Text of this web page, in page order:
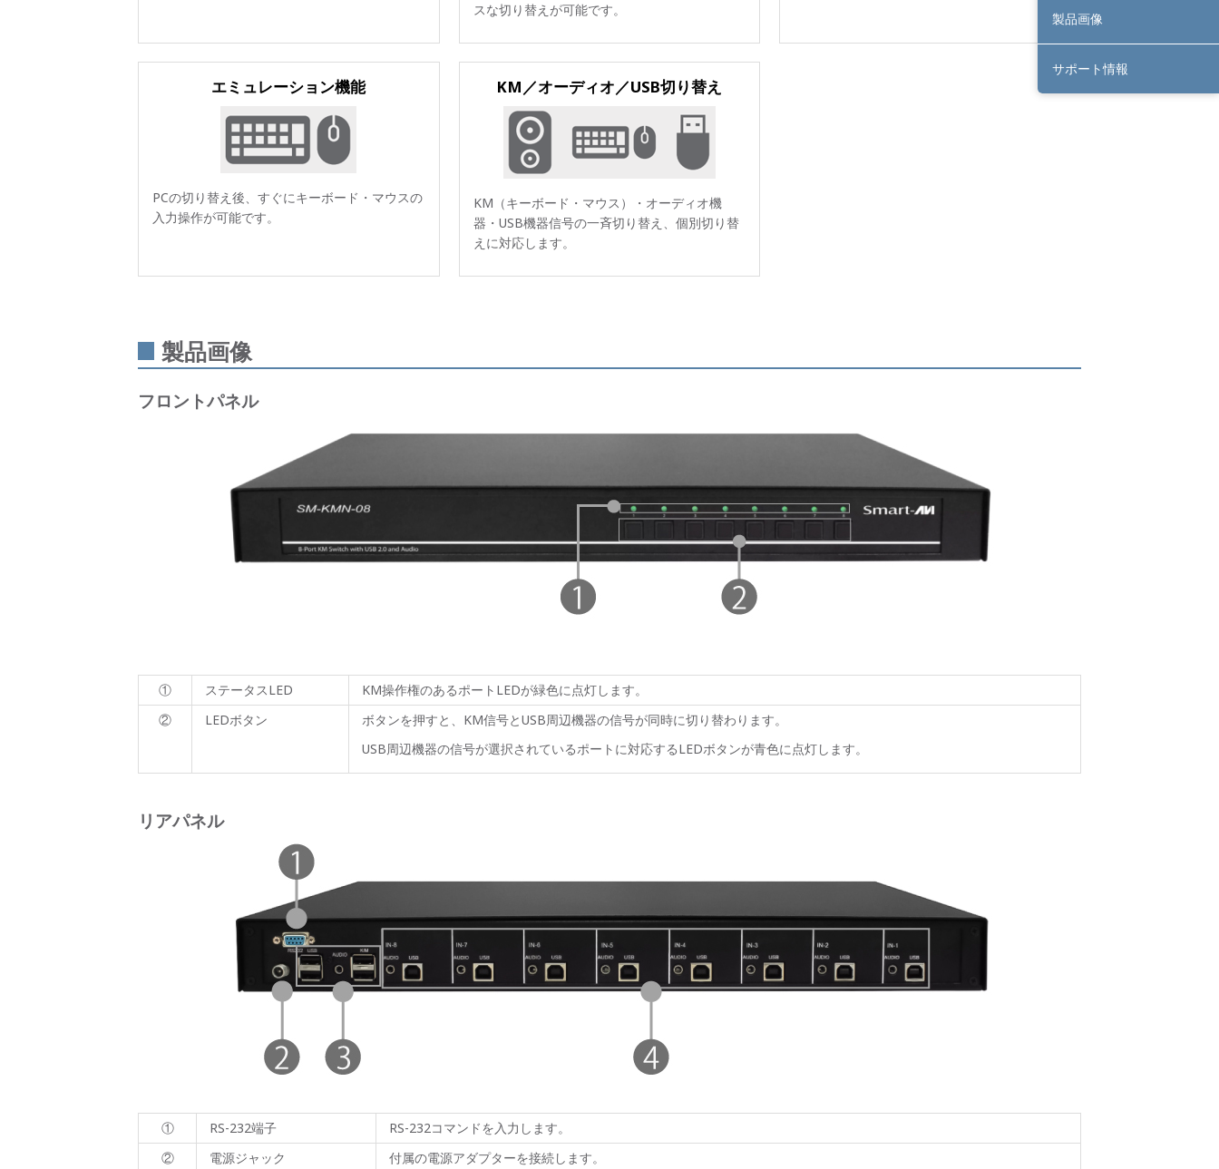
スな切り替えが可能です。
エミュレーション機能
PCの切り替え後、すぐにキーボード・マウスの
入力操作が可能です。
KM／オーディオ／USB切り替え
KM（キーボード・マウス）・オーディオ機
器・USB機器信号の一斉切り替え、個別切り替
えに対応します。
製品画像
フロントパネル
① ステータスLED KM操作権のあるポート LEDが緑色に点灯します。
②
LEDボタン ボタンを押すと、 KM信号とUSB周辺機器の信号が同時に切り替わります。
USB周辺機器の信号が選択されているポートに対応するLEDボタンが青色に点灯します。
リアパネル
① RS-232端子 RS-232コマンドを入力します。
②
電源ジャック 付属の電源アダプターを接続します。
製品画像
サポート情報